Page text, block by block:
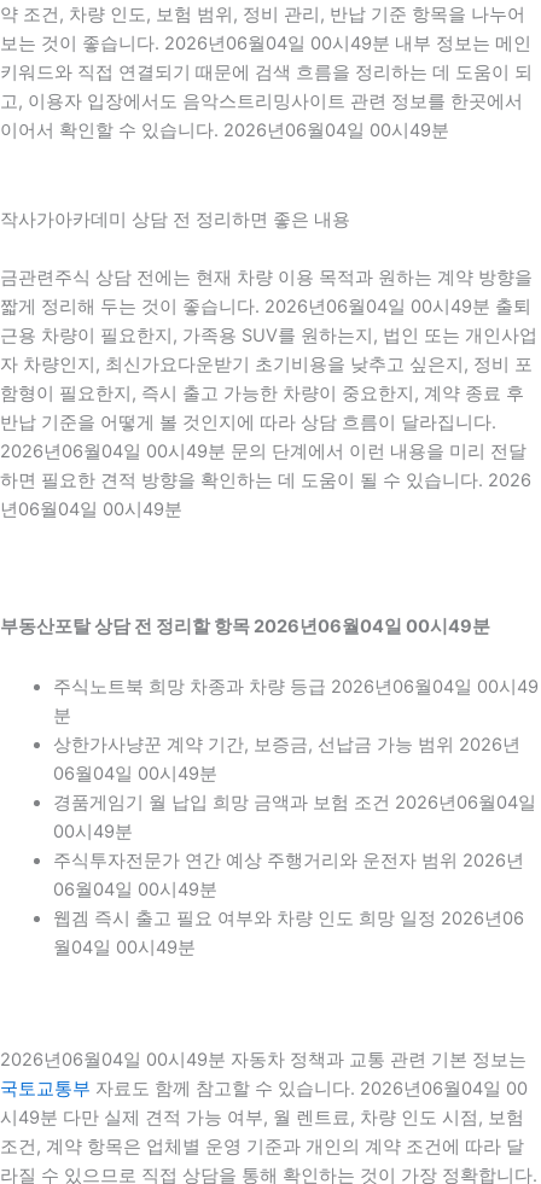
약 조건, 차량 인도, 보험 범위, 정비 관리, 반납 기준 항목을 나누어
보는 것이 좋습니다. 2026년06월04일 00시49분 내부 정보는 메인
키워드와 직접 연결되기 때문에 검색 흐름을 정리하는 데 도움이 되
고, 이용자 입장에서도 음악스트리밍사이트 관련 정보를 한곳에서
이어서 확인할 수 있습니다. 2026년06월04일 00시49분
작사가아카데미 상담 전 정리하면 좋은 내용
금관련주식 상담 전에는 현재 차량 이용 목적과 원하는 계약 방향을
짧게 정리해 두는 것이 좋습니다. 2026년06월04일 00시49분 출퇴
근용 차량이 필요한지, 가족용 SUV를 원하는지, 법인 또는 개인사업
자 차량인지, 최신가요다운받기 초기비용을 낮추고 싶은지, 정비 포
함형이 필요한지, 즉시 출고 가능한 차량이 중요한지, 계약 종료 후
반납 기준을 어떻게 볼 것인지에 따라 상담 흐름이 달라집니다.
2026년06월04일 00시49분 문의 단계에서 이런 내용을 미리 전달
하면 필요한 견적 방향을 확인하는 데 도움이 될 수 있습니다. 2026
년06월04일 00시49분
부동산포탈 상담 전 정리할 항목 2026년06월04일 00시49분
주식노트북 희망 차종과 차량 등급 2026년06월04일 00시49
분
상한가사냥꾼 계약 기간, 보증금, 선납금 가능 범위 2026년
06월04일 00시49분
경품게임기 월 납입 희망 금액과 보험 조건 2026년06월04일
00시49분
주식투자전문가 연간 예상 주행거리와 운전자 범위 2026년
06월04일 00시49분
웹겜 즉시 출고 필요 여부와 차량 인도 희망 일정 2026년06
월04일 00시49분
2026년06월04일 00시49분 자동차 정책과 교통 관련 기본 정보는
국토교통부 자료도 함께 참고할 수 있습니다. 2026년06월04일 00
시49분 다만 실제 견적 가능 여부, 월 렌트료, 차량 인도 시점, 보험
조건, 계약 항목은 업체별 운영 기준과 개인의 계약 조건에 따라 달
라질 수 있으므로 직접 상담을 통해 확인하는 것이 가장 정확합니다.